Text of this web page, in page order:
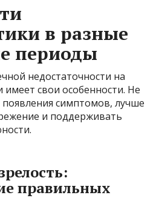
в разные
периоды
недостаточности на
имеет свои особенности. Не
симптомов, лучше
и поддерживать
правильных